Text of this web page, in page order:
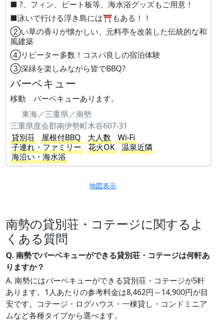
■ ?、フィン、ビート板等、海水浴グッズもご用意！
■泳いで行ける浮き島には⛩️もある！！
②い草の香りが懐かしい、元料亭を改装した伝統的な和
風建築
④リピーター多数！コスパ良しの宿泊体験
③深緑を楽しみながら皆でBBQ?
バーベキュー
移動 バーベキューあります。
東海／三重県／南勢
三重県度会郡南伊勢町木谷607-31
貸別荘
屋根付BBQ 大人数
Wi-Fi
子連れ・ファミリー
花火OK
温泉近隣
海沿い・海水浴
地図表示
南勢の貸別荘・コテージに関するよ
くある質問
Q. 南勢でバーベキューができる貸別荘・コテージは何軒あ
りますか？
A. 南勢にはバーベキューができる貸別荘・コテージが5軒
あります。1人あたりの参考料金は8,462円～14,900円が目
安です。コテージ・ログハウス・一棟貸し・コンドミニア
ムなど各種タイプから選べます。